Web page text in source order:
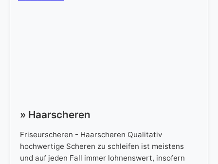
» Haarscheren
Friseurscheren - Haarscheren Qualitativ
hochwertige Scheren zu schleifen ist meistens
und auf jeden Fall immer lohnenswert, insofern